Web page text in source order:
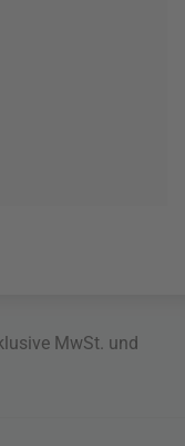
MwSt. und